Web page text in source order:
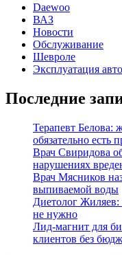
Daewoo
ВАЗ
Новости
Обслуживание
Шевроле
Эксплуатация
Последние
Терапевт Белова:
обязательно есть
Врач Свиридова
нарушениях
Врач Мясников
выпиваемой воды
Диетолог Жиляев:
не нужно
Лид-магнит для
клиентов без